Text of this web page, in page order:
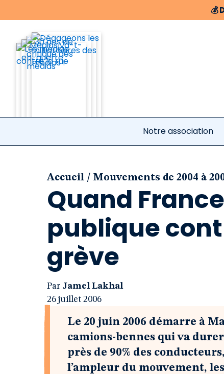
💰
Notre association
Accueil / Mouvements de 2004 à
Quand
publique
grève
Par Jamel Lakhal
26 juillet 2006
Le 20 juin 2006 démarre à
camions-bennes qui va
près de 90% des
l’ampleur du mouvement,